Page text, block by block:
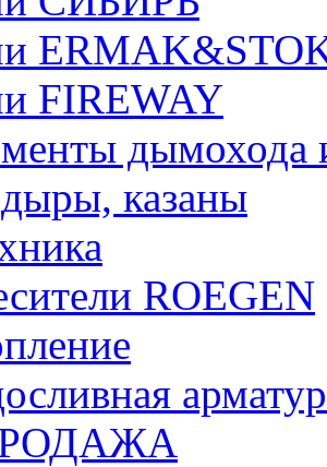
FIREWAY
дымохода
казаны
ROEGEN